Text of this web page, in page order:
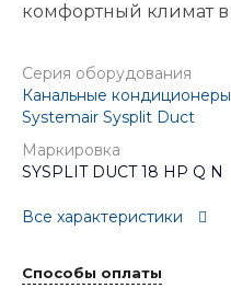
комфортный климат
Серия оборудования
Канальные кондиционеры
Systemair Sysplit Duct
Маркировка
SYSPLIT DUCT 18 HP Q N
Все характеристики
Способы оплаты